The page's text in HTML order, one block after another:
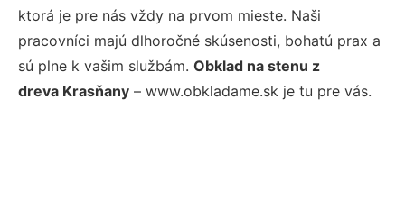
ktorá je pre nás vždy na prvom mieste. Naši
pracovníci majú dlhoročné skúsenosti, bohatú prax a
sú plne k vašim službám. Obklad na stenu z
dreva Krasňany – www.obkladame.sk je tu pre vás.